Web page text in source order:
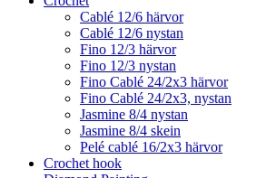
Cablé 12/6 härvor
Cablé 12/6 nystan
Fino 12/3 härvor
Fino 12/3 nystan
Fino Cablé 24/2x3 härvor
Fino Cablé 24/2x3, nystan
Jasmine 8/4 nystan
Jasmine 8/4 skein
Pelé cablé 16/2x3 härvor
Crochet hook